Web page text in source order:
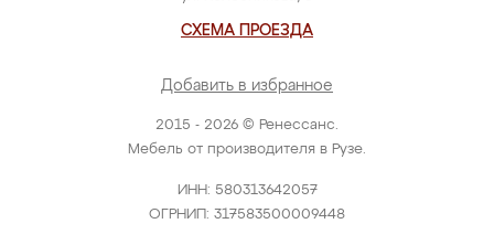
2015 - 2026 © Ренессанс.
Мебель от производителя в Рузе.
ИНН: 580313642057
ОГРНИП: 317583500009448
СХЕМА ПРОЕЗДА
Добавить в избранное